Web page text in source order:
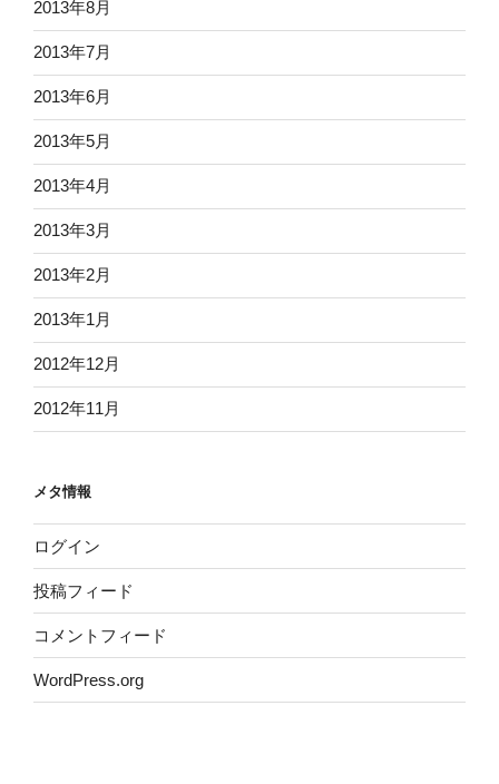
2013年8月
2013年7月
2013年6月
2013年5月
2013年4月
2013年3月
2013年2月
2013年1月
2012年12月
2012年11月
メタ情報
ログイン
投稿フィード
コメントフィード
WordPress.org